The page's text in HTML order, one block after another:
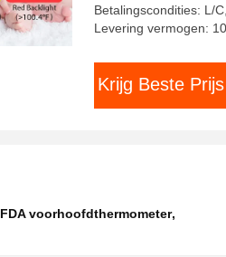
Betalingscondities: L/
Levering vermogen:
Krijg Beste Prijs
FDA voorhoofdthermometer,